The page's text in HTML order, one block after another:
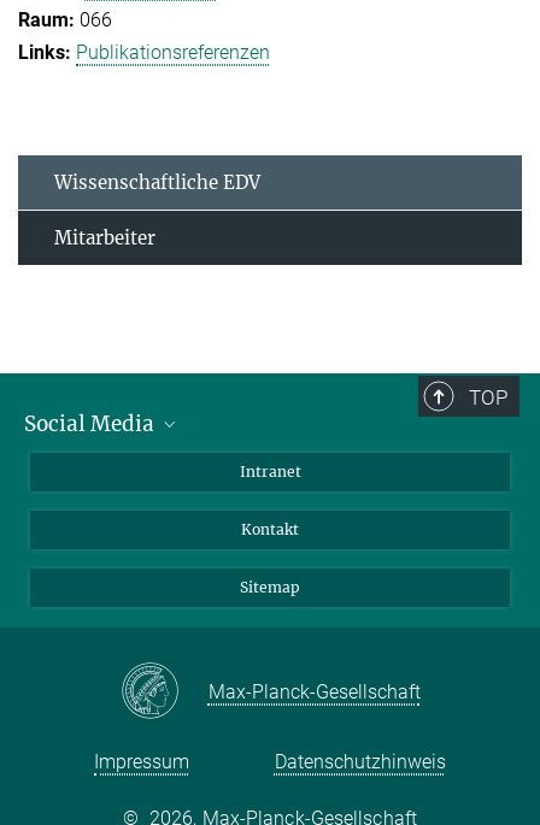
066
Publikationsreferenzen
Wissenschaftliche EDV
Mitarbeiter
TOP
Social Media
Intranet
Kontakt
Sitemap
Max-Planck-Gesellschaft
Impressum Datenschutzhinweis
© 2026, Max-Planck-Gesellschaft